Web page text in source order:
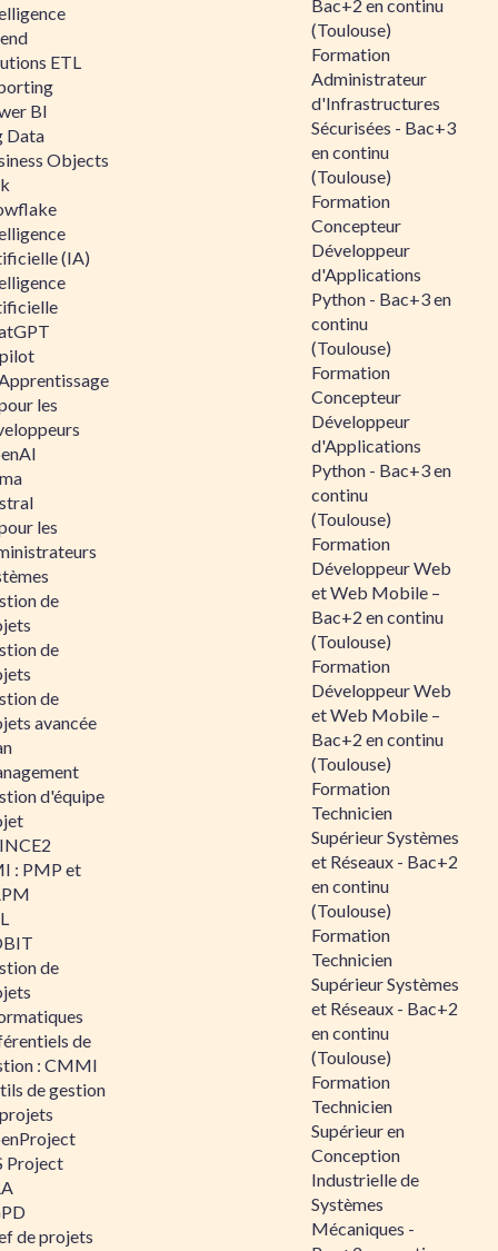
ETL
BI
Data
Objects
(IA)
les
les
de
de
de
avancée
d'équipe
: PMP et
de
de
: CMMI
de gestion
Project
de projets
Bac+2 en continu
(Toulouse)
Formation
Administrateur
d'Infrastructures
Sécurisées - Bac+3
en continu
(Toulouse)
Formation
Concepteur
Développeur
d'Applications
Python - Bac+3 en
continu
(Toulouse)
Formation
Concepteur
Développeur
d'Applications
Python - Bac+3 en
continu
(Toulouse)
Formation
Développeur Web
et Web Mobile –
Bac+2 en continu
(Toulouse)
Formation
Développeur Web
et Web Mobile –
Bac+2 en continu
(Toulouse)
Formation
Technicien
Supérieur Systèmes
et Réseaux - Bac+2
en continu
(Toulouse)
Formation
Technicien
Supérieur Systèmes
et Réseaux - Bac+2
en continu
(Toulouse)
Formation
Technicien
Supérieur en
Conception
Industrielle de
Systèmes
Mécaniques -